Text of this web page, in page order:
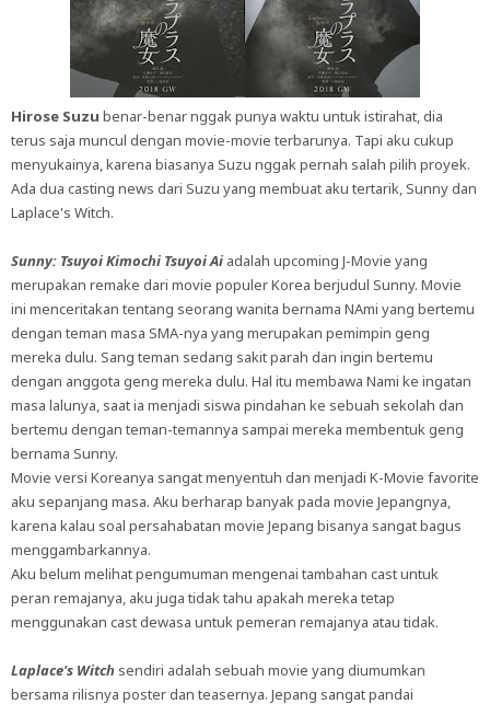
Hirose Suzu benar-benar nggak punya waktu untuk istirahat, dia
terus saja muncul dengan movie-movie terbarunya. Tapi aku cukup
menyukainya, karena biasanya Suzu nggak pernah salah pilih proyek.
Ada dua casting news dari Suzu yang membuat aku tertarik, Sunny dan
Laplace's Witch.
Sunny: Tsuyoi Kimochi Tsuyoi Ai adalah upcoming J-Movie yang
merupakan remake dari movie populer Korea berjudul Sunny. Movie
ini menceritakan tentang seorang wanita bernama NAmi yang bertemu
dengan teman masa SMA-nya yang merupakan pemimpin geng
mereka dulu. Sang teman sedang sakit parah dan ingin bertemu
dengan anggota geng mereka dulu. Hal itu membawa Nami ke ingatan
masa lalunya, saat ia menjadi siswa pindahan ke sebuah sekolah dan
bertemu dengan teman-temannya sampai mereka membentuk geng
bernama Sunny.
Movie versi Koreanya sangat menyentuh dan menjadi K-Movie favorite
aku sepanjang masa. Aku berharap banyak pada movie Jepangnya,
karena kalau soal persahabatan movie Jepang bisanya sangat bagus
menggambarkannya.
Aku belum melihat pengumuman mengenai tambahan cast untuk
peran remajanya, aku juga tidak tahu apakah mereka tetap
menggunakan cast dewasa untuk pemeran remajanya atau tidak.
Laplace's Witch sendiri adalah sebuah movie yang diumumkan
bersama rilisnya poster dan teasernya. Jepang sangat pandai